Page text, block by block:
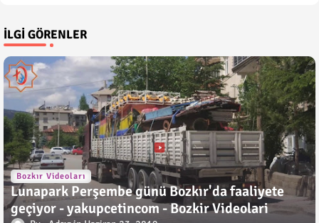
İLGI GÖRENLER
Bozkır Videoları
Lunapark Perşembe günü Bozkır'da faaliyete
geçiyor - yakupcetincom - Bozkir Videolari